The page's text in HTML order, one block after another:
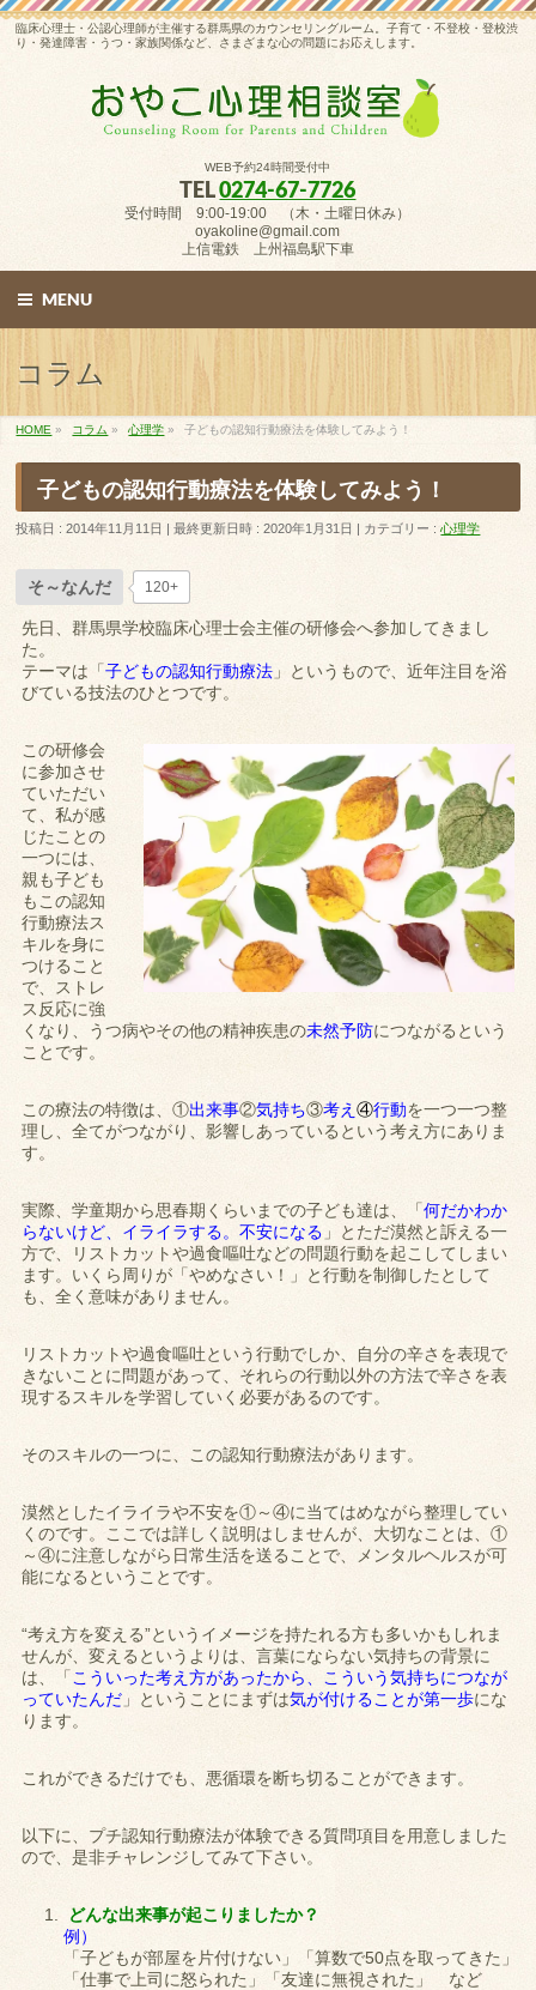
臨床心理士・公認心理師が主催する群馬県のカウンセリングルーム。子育て・不登校・登校渋
り・発達障害・うつ・家族関係など、さまざまな心の問題にお応えします。
WEB予約24時間受付中
TEL0274-67-7726
受付時間 9:00-19:00 （木・土曜日休み）
oyakoline@gmail.com
上信電鉄 上州福島駅下車
MENU
コラム
HOME » コラム » 心理学 » 子どもの認知行動療法を体験してみよう！
子どもの認知行動療法を体験してみよう！
投稿日 : 2014年11月11日 最終更新日時 : 2020年1月31日 カテゴリー :心理学
そ～なんだ 120+
先日、群馬県学校臨床心理士会主催の研修会へ参加してきまし
た。
テーマは「子どもの認知行動療法 」というもので、近年注目を浴
びている技法のひとつです。
この研修会
に参加させ
ていただい
て、私が感
じたことの
一つには、
親も子ども
もこの認知
行動療法ス
キルを身に
つけること
で、ストレ
ス反応に強
くなり、うつ病やその他の精神疾患の未然予防につながるという
ことです。
この療法の特徴は、①出来事②気持ち③考え④行動を一つ一つ整
理し、全てがつながり、影響しあっているという考え方にありま
す。
実際、学童期から思春期くらいまでの子ども達は、「何だかわか
らないけど、イライラする。不安になる 」とただ漠然と訴える一
方で、リストカットや過食嘔吐などの問題行動を起こしてしまい
ます。いくら周りが「やめなさい！」と行動を制御したとして
も、全く意味がありません。
リストカットや過食嘔吐という行動でしか、自分の辛さを表現で
きないことに問題があって、それらの行動以外の方法で辛さを表
現するスキルを学習していく必要があるのです。
そのスキルの一つに、この認知行動療法があります。
漠然としたイライラや不安を①～④に当てはめながら整理してい
くのです。ここでは詳しく説明はしませんが、大切なことは、①
～④に注意しながら日常生活を送ることで、メンタルヘルスが可
能になるということです。
“考え方を変える”というイメージを持たれる方も多いかもしれま
せんが、変えるというよりは、言葉にならない気持ちの背景に
は、「 こういった考え方があったから、こういう気持ちにつなが
っていたんだ 」ということにまずは気が付けることが第一歩にな
ります。
これができるだけでも、悪循環を断ち切ることができます。
以下に、プチ認知行動療法が体験できる質問項目を用意しました
ので、是非チャレンジしてみて下さい。
どんな出来事が起こりましたか？
例）
「子どもが部屋を片付けない」「算数で50点を取ってきた」
「仕事で上司に怒られた」「友達に無視された」 など